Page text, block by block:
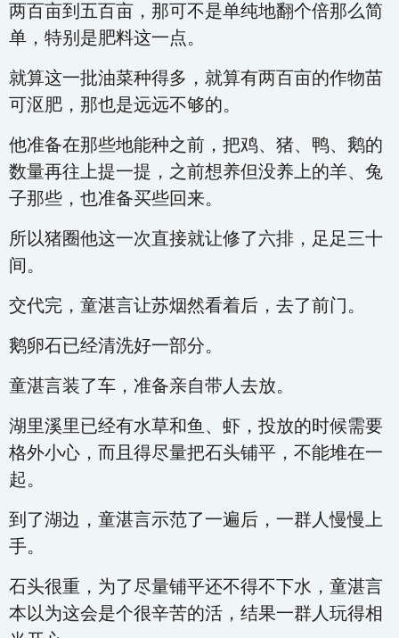
两百亩到五百亩，那可不是单纯地翻个倍那么简
单，特别是肥料这一点。
就算这一批油菜种得多，就算有两百亩的作物苗
可沤肥，那也是远远不够的。
他准备在那些地能种之前，把鸡、猪、鸭、鹅的
数量再往上提一提，之前想养但没养上的羊、兔
子那些，也准备买些回来。
所以猪圈他这一次直接就让修了六排，足足三十
间。
交代完，童湛言让苏烟然看着后，去了前门。
鹅卵石已经清洗好一部分。
童湛言装了车，准备亲自带人去放。
湖里溪里已经有水草和鱼、虾，投放的时候需要
格外小心，而且得尽量把石头铺平，不能堆在一
起。
到了湖边，童湛言示范了一遍后，一群人慢慢上
手。
石头很重，为了尽量铺平还不得不下水，童湛言
本以为这会是个很辛苦的活，结果一群人玩得相